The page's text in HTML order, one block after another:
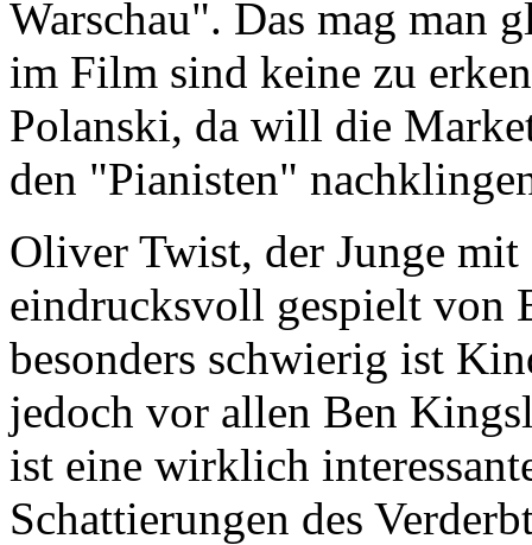
Warschau". Das mag man
im Film sind keine zu
Polanski, da will die
den "Pianisten"
Oliver Twist, der Junge
eindrucksvoll gespielt von
besonders schwierig ist
jedoch vor allen Ben
ist eine wirklich
Schattierungen des